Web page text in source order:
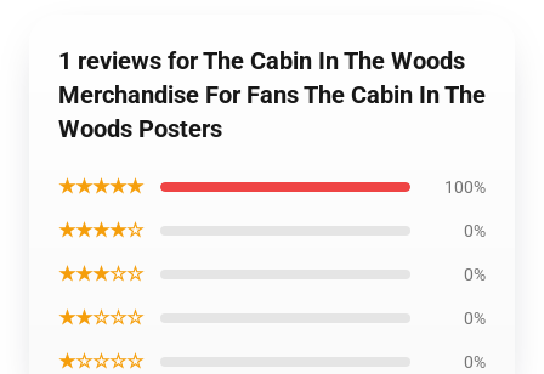
1 reviews for The Cabin In The Woods
Merchandise For Fans The Cabin In The
Woods Posters
★★★★★ 100%
★★★★☆ 0%
★★★☆☆ 0%
★★☆☆☆ 0%
★☆☆☆☆ 0%